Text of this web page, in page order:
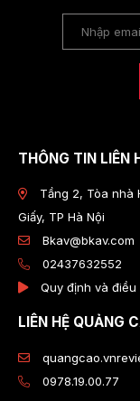
THÔNG TIN LIÊN
Tầng 2, Tòa nhà
Giấy, TP Hà Nội
Bkav@bkav.com
02437632552
Quy định và
LIÊN HỆ QUẢNG
0978.19.00.77